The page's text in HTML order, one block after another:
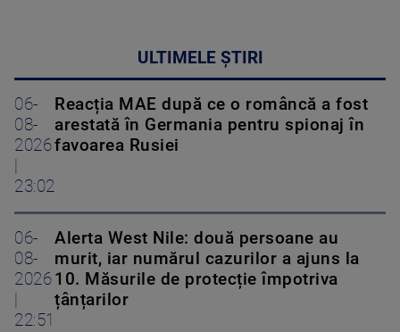
ULTIMELE ȘTIRI
06-
08-
2026
23:02
Reacția MAE după ce o româncă a fost
arestată în Germania pentru spionaj în
favoarea Rusiei
06-
08-
2026
22:51
Alerta West Nile: două persoane au
murit, iar numărul cazurilor a ajuns la
10. Măsurile de protecție împotriva
țânțarilor